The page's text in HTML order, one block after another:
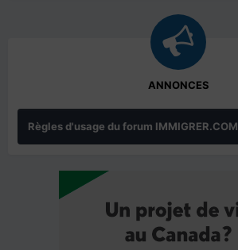
ANNONCES
Règles d'usage du forum IMMIGRER.COM